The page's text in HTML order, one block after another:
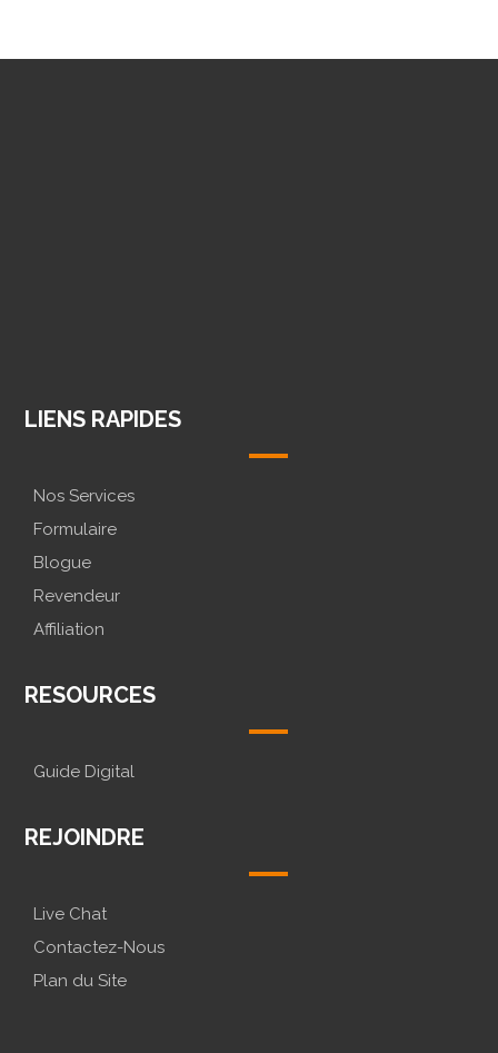
LIENS RAPIDES
Nos Services
Formulaire
Blogue
Revendeur
Affiliation
RESOURCES
Guide Digital
REJOINDRE
Live Chat
Contactez-Nous
Plan du Site